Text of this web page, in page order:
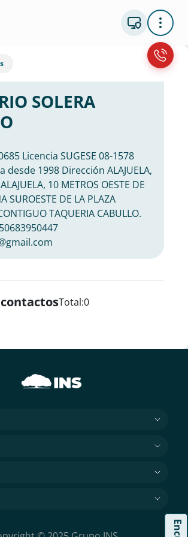
SOLERA
Licencia SUGESE 08-1578
desde 1998 Dirección ALAJUELA,
10 METROS OESTE DE
SUROESTE DE LA PLAZA
TAQUERIA CABULLO.
Total:0